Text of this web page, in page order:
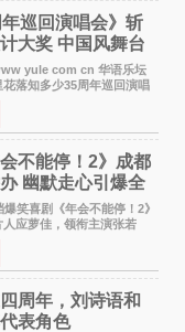
巡回演唱会》斩
大奖 中国风舞台
yule com cn 华语乐坛
落知多少35周年巡回演唱
先后荣获美国MUSE
奖（Platinum Winner）、
不能停！2》成都
幽默走心引爆全
喜剧《年会不能停！2》
应萝佳，领衔主演张若
达菲，特别主演孙艺洲，
演欧阳奋强出席成都路
周年，刘诗语和
表角色